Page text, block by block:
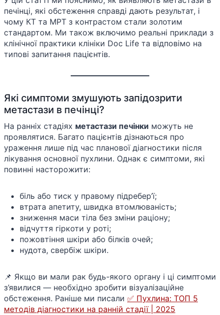
печінці, які обстеження справді дають результат, і
чому КТ та МРТ з контрастом стали золотим
стандартом. Ми також включимо реальні приклади з
клінічної практики клініки Doc Life та відповімо на
типові запитання пацієнтів.
Які симптоми змушують запідозрити
метастази в печінці?
На ранніх стадіях метастази печінки можуть не
проявлятися. Багато пацієнтів дізнаються про
ураження лише під час планової діагностики після
лікування основної пухлини. Однак є симптоми, які
повинні насторожити:
біль або тиск у правому підребер’ї;
втрата апетиту, швидка втомлюваність;
зниження маси тіла без зміни раціону;
відчуття гіркоти у роті;
пожовтіння шкіри або білків очей;
нудота, свербіж шкіри.
📌 Якщо ви мали рак будь-якого органу і ці симптоми
з’явилися — необхідно зробити візуалізаційне
обстеження. Раніше ми писали ✅ Пухлина: ТОП 5
методів діагностики на ранній стадії | 2025